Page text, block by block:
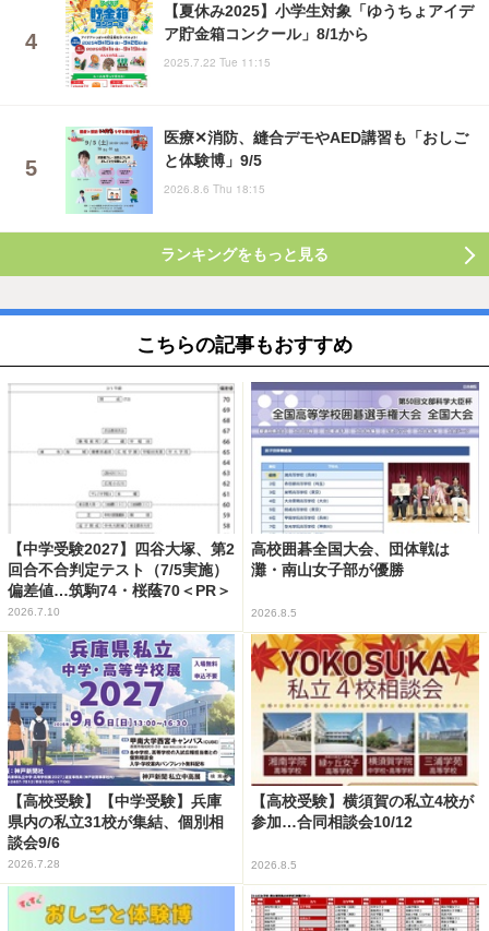
【夏休み2025】小学生対象「ゆうちょアイデ
ア貯金箱コンクール」8/1から
2025.7.22 Tue 11:15
医療✕消防、縫合デモやAED講習も「おしご
と体験博」9/5
2026.8.6 Thu 18:15
ランキングをもっと見る
こちらの記事もおすすめ
【中学受験2027】四谷大塚、第2
回合不合判定テスト（7/5実施）
偏差値…筑駒74・桜蔭70＜PR＞
2026.7.10
高校囲碁全国大会、団体戦は
灘・南山女子部が優勝
2026.8.5
【高校受験】【中学受験】兵庫
県内の私立31校が集結、個別相
談会9/6
2026.7.28
【高校受験】横須賀の私立4校が
参加…合同相談会10/12
2026.8.5